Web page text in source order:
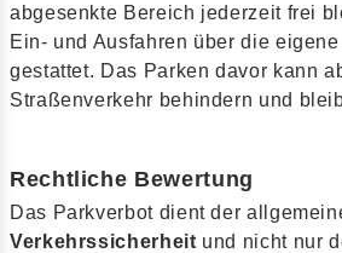
abgesenkte Bereich jederzeit frei
Ein- und Ausfahren über die
gestattet. Das Parken davor kann
Straßenverkehr behindern und
Rechtliche Bewertung
Das Parkverbot dient der
Verkehrssicherheit und nicht nur